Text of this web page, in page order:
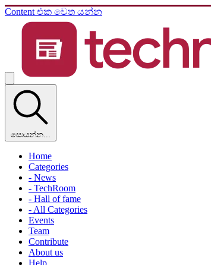
Content එක වෙත යන්න
සොයන්න...
Home
Categories
- News
- TechRoom
- Hall of fame
- All Categories
Events
Team
Contribute
About us
Help